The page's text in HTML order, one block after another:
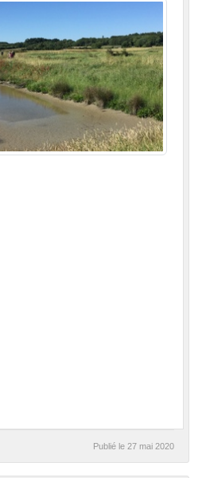
Publié le 27 mai 2020